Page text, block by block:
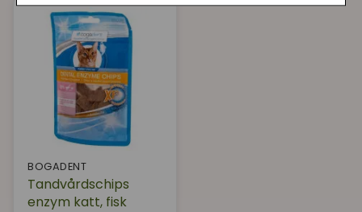
BOGADENT
Tandvårdschips
enzym katt, fisk